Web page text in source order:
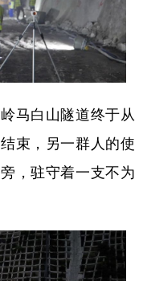
马白山隧道终于从
束，另一群人的使
，驻守着一支不为